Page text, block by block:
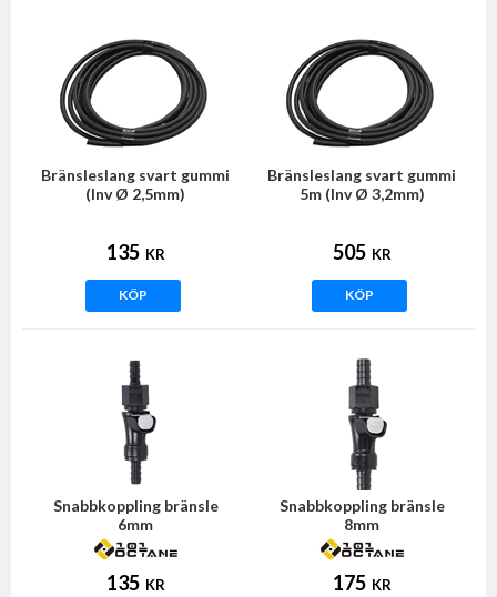
Bränsleslang svart gummi
(Inv Ø 2,5mm)
135 KR
KÖP
Bränsleslang svart gummi
5m (Inv Ø 3,2mm)
505 KR
KÖP
Snabbkoppling bränsle
6mm
135 KR
Snabbkoppling bränsle
8mm
175 KR